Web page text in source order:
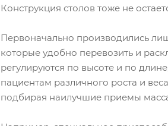
Конструкция столов тоже не
Первоначально производились
которые удобно перевозить и
регулируются по высоте и по
пациентам различного роста и
подбирая наилучшие приемы